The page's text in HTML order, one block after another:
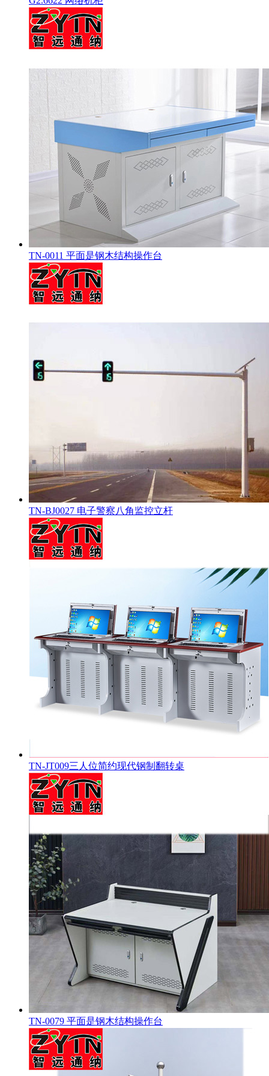
TN-0011 平面是钢木结构操作台
TN-BJ0027 电子警察八角监控立杆
TN-JT009三人位简约现代钢制翻转桌
TN-0079 平面是钢木结构操作台